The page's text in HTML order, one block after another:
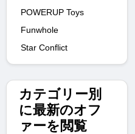
POWERUP Toys
Funwhole
Star Conflict
カテゴリー別
に最新のオフ
ァーを閲覧